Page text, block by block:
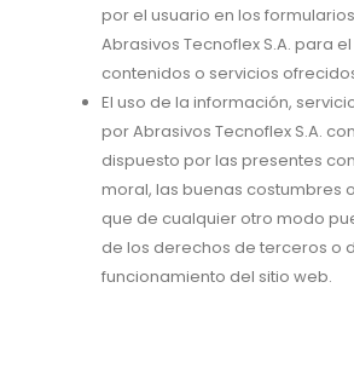
por el usuario en los
Abrasivos Tecnoflex S.A. para
contenidos o servicios
El uso de la información,
por Abrasivos Tecnoflex S.A.
dispuesto por las presentes
moral, las buenas costumbres
que de cualquier otro modo
de los derechos de terceros o
funcionamiento del sitio web.